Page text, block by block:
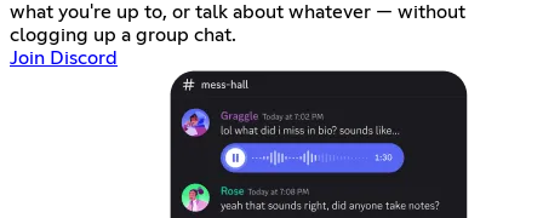
what you're up to, or talk about whatever — without
clogging up a group chat.
Join Discord